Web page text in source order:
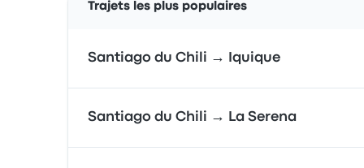
Trajets les plus populaires
Santiago du Chili → Iquique
Santiago du Chili → La Serena